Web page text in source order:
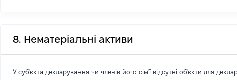
8. Нематеріальні активи
У суб'єкта декларування чи членів його сім'ї відсутні об'єкти для